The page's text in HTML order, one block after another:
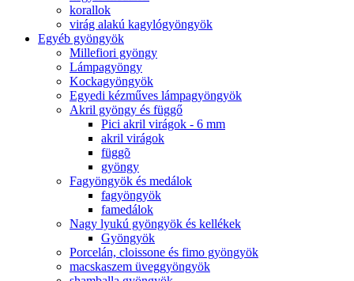
korallok
virág alakú kagylógyöngyök
Egyéb gyöngyök
Millefiori gyöngy
Lámpagyöngy
Kockagyöngyök
Egyedi kézműves lámpagyöngyök
Akril gyöngy és függő
Pici akril virágok - 6 mm
akril virágok
függõ
gyöngy
Fagyöngyök és medálok
fagyöngyök
famedálok
Nagy lyukú gyöngyök és kellékek
Gyöngyök
Porcelán, cloissone és fimo gyöngyök
macskaszem üveggyöngyök